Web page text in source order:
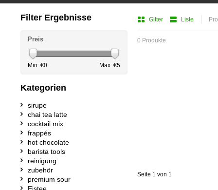
Gitter Liste
0 Produkte
Seite 1 von 1
Filter Ergebnisse
Preis
Min: €0 Max: €5
Kategorien
sirupe
chai tea latte
cocktail mix
frappés
hot chocolate
barista tools
reinigung
zubehör
premium sour